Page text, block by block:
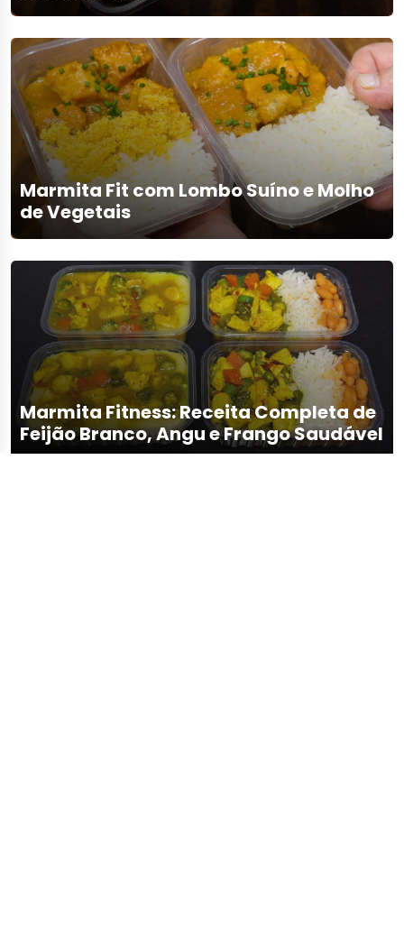
Marmita Fit com Lombo Suíno e Molho
de Vegetais
Marmita Fitness: Receita Completa de
Feijão Branco, Angu e Frango Saudável